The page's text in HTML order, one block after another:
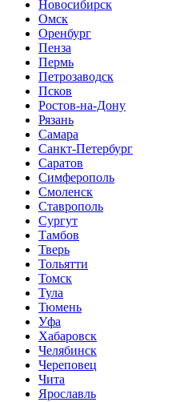
Новосибирск
Омск
Оренбург
Пенза
Пермь
Петрозаводск
Псков
Ростов-на-Дону
Рязань
Самара
Санкт-Петербург
Саратов
Симферополь
Смоленск
Ставрополь
Сургут
Тамбов
Тверь
Тольятти
Томск
Тула
Тюмень
Уфа
Хабаровск
Челябинск
Череповец
Чита
Ярославль